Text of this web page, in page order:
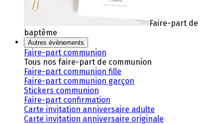
Faire-part de
baptême
Autres évènements
Faire-part communion
Tous nos faire-part de communion
Faire-part communion fille
Faire-part communion garçon
Stickers communion
Faire-part confirmation
Carte invitation anniversaire adulte
Carte invitation anniversaire originale